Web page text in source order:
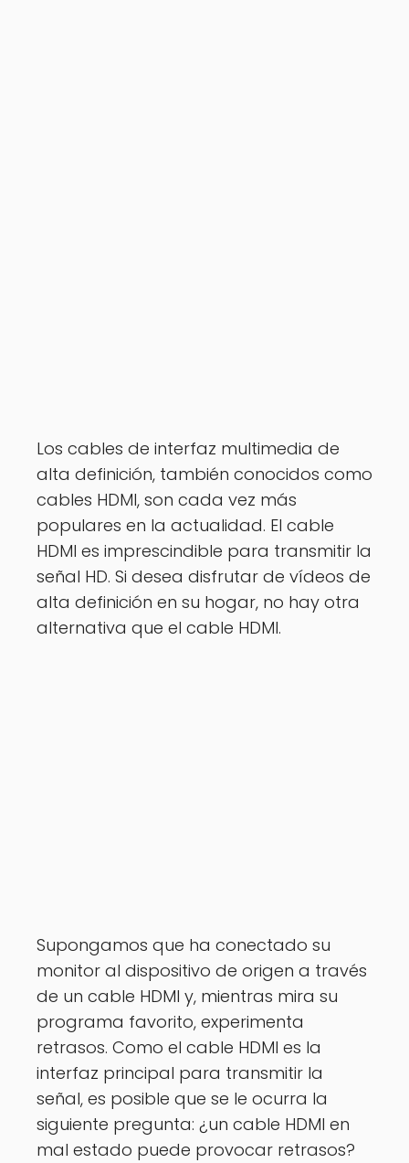
Los cables de interfaz multimedia de
alta definición, también conocidos como
cables HDMI, son cada vez más
populares en la actualidad. El cable
HDMI es imprescindible para transmitir la
señal HD. Si desea disfrutar de vídeos de
alta definición en su hogar, no hay otra
alternativa que el cable HDMI.
Supongamos que ha conectado su
monitor al dispositivo de origen a través
de un cable HDMI y, mientras mira su
programa favorito, experimenta
retrasos. Como el cable HDMI es la
interfaz principal para transmitir la
señal, es posible que se le ocurra la
siguiente pregunta: ¿un cable HDMI en
mal estado puede provocar retrasos?